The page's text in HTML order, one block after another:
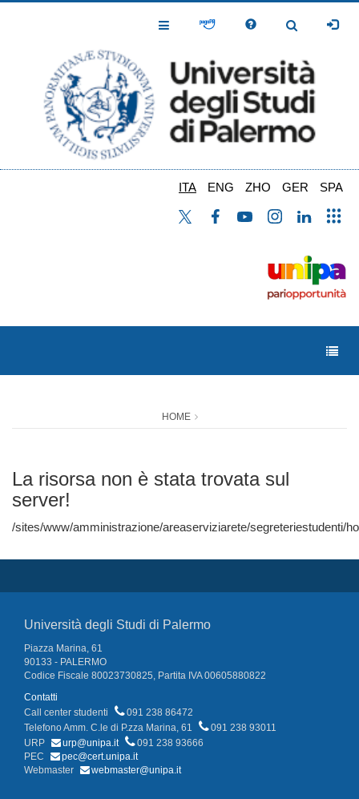
Toggle
Toggle
ITA ENG ZHO GER SPA
HOME
La risorsa non è stata trovata sul
server!
/sites/www/amministrazione/areaserviziarete/segreteriestudenti/
Università degli Studi di Palermo
Piazza Marina, 61
90133 - PALERMO
Codice Fiscale 80023730825, Partita IVA 00605880822
Contatti
Call center studenti
091 238 86472
Telefono Amm. C.le di P.zza Marina, 61
091 238 93011
URP
urp@unipa.it
091 238 93666
PEC
pec@cert.unipa.it
Webmaster
webmaster@unipa.it